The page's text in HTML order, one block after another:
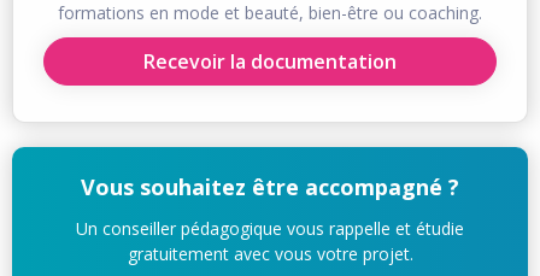
formations en mode et beauté, bien-être ou coaching.
Recevoir la documentation
Vous souhaitez être accompagné ?
Un conseiller pédagogique vous rappelle et étudie
gratuitement avec vous votre projet.